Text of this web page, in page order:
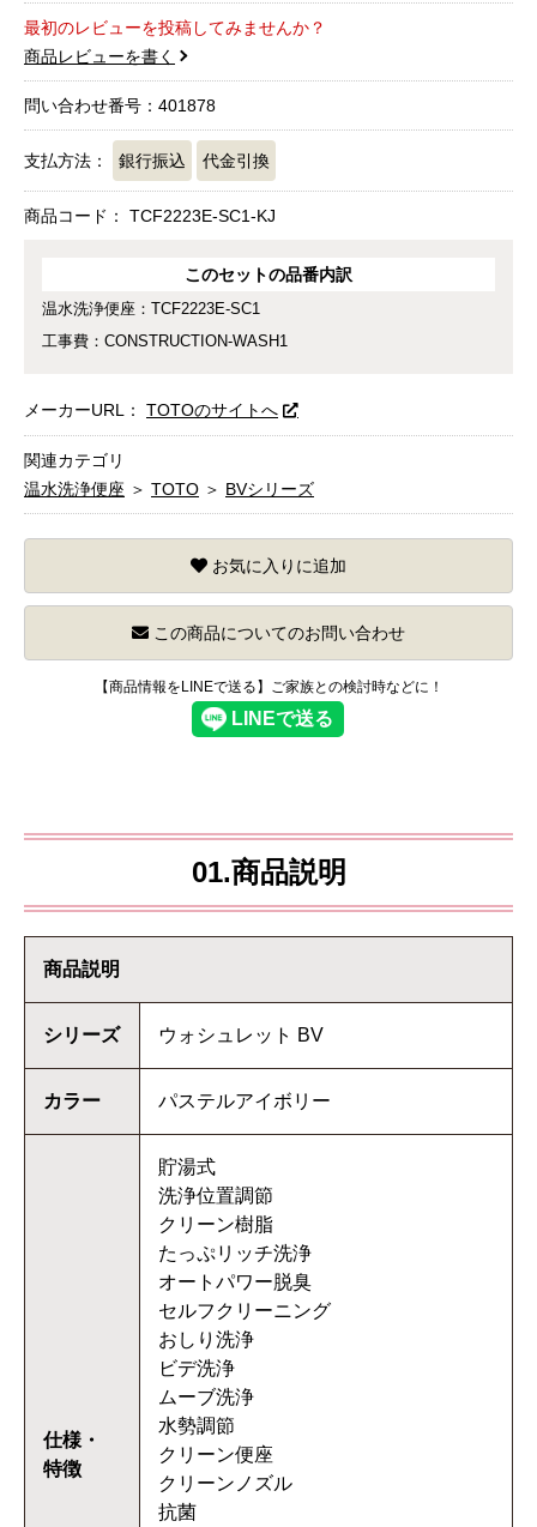
最初のレビューを投稿してみませんか？
商品レビューを書く
問い合わせ番号：401878
支払方法： 銀行振込 代金引換
商品コード： TCF2223E-SC1-KJ
このセットの品番内訳
温水洗浄便座：TCF2223E-SC1
工事費：CONSTRUCTION-WASH1
メーカーURL： TOTOのサイトへ
関連カテゴリ
温水洗浄便座 ＞ TOTO ＞ BVシリーズ
お気に入りに追加
この商品についてのお問い合わせ
【商品情報をLINEで送る】ご家族との検討時などに！
01.商品説明
商品説明
シリーズ ウォシュレット BV
カラー パステルアイボリー
仕様・
特徴
貯湯式
洗浄位置調節
クリーン樹脂
たっぷリッチ洗浄
オートパワー脱臭
セルフクリーニング
おしり洗浄
ビデ洗浄
ムーブ洗浄
水勢調節
クリーン便座
クリーンノズル
抗菌